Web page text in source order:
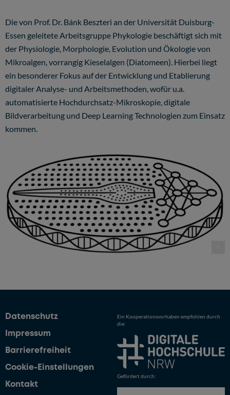
Die von Prof. Dr. Bánk Beszteri an der Universität Duisburg-
Essen geleitete Arbeitsgruppe Phykologie beschäftigt sich mit
der Physiologie, Morphologie, Evolution und Ökologie von
Mikroalgen, vorrangig Kieselalgen (Diatomeen). Hierbei liegt
ein besonderer Fokus auf der Entwicklung und Etablierung
digitaler Analyse- und Arbeitsmethoden, wofür u.a.
automatisierte Hochdurchsatz-Mikroskopie, digitale
Bildverarbeitung und Deep Learning Technologien zum Einsatz
kommen.
Dieses Logo steht nicht unter einer CC-Lizenz
Datenschutz
Impressum
Barrierefreiheit
Cookie-Einstellungen
Kontakt
Ein Kooperationsvorhaben empfohlen durch
die:
Gefördert durch: